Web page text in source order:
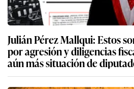
Julián Pérez Mallqui: Estos
por agresión y diligencias
aún más situación de